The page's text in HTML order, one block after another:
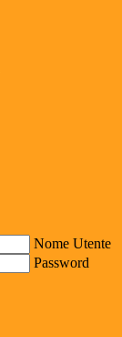
Nome Utente
Password